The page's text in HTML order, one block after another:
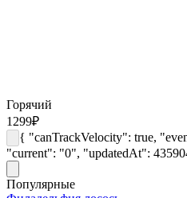
Горячий
1299₽
{ "canTrackVelocity": true,
"current": "0", "updatedAt":
Популярные